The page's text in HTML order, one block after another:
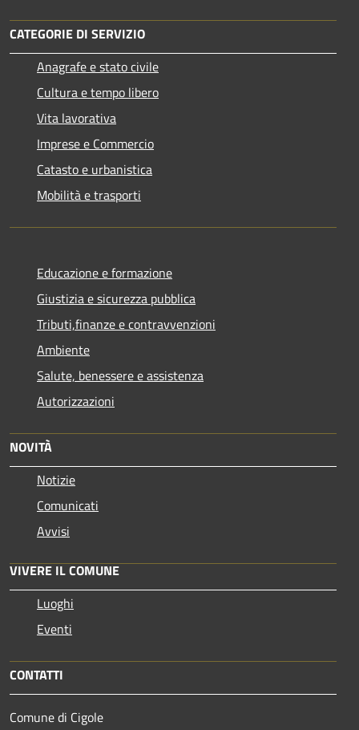
CATEGORIE DI SERVIZIO
Anagrafe e stato civile
Cultura e tempo libero
Vita lavorativa
Imprese e Commercio
Catasto e urbanistica
Mobilità e trasporti
Educazione e formazione
Giustizia e sicurezza pubblica
Tributi,finanze e contravvenzioni
Ambiente
Salute, benessere e assistenza
Autorizzazioni
NOVITÀ
Notizie
Comunicati
Avvisi
VIVERE IL COMUNE
Luoghi
Eventi
CONTATTI
Comune di Cigole